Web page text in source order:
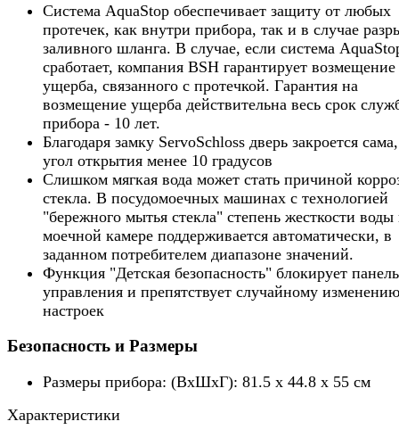
Система AquaStop обеспечивает защиту от любых
протечек, как внутри прибора, так и в случае
заливного шланга. В случае, если система
сработает, компания BSH гарантирует возмещение
ущерба, связанного с протечкой. Гарантия на
возмещение ущерба действительна весь срок
прибора - 10 лет.
Благодаря замку ServoSchloss дверь закроется
угол открытия менее 10 градусов
Слишком мягкая вода может стать причиной
стекла. В посудомоечных машинах с технологией
"бережного мытья стекла" степень жесткости воды
моечной камере поддерживается aвтоматически, в
заданном потребителем диапазоне значений.
Функция "Детская безопасность" блокирует панель
управления и препятствует случайному изменению
настроек
Безопасность и Размеры
Размеры прибора: (ВxШxГ): 81.5 x 44.8 x 55 см
Характеристики